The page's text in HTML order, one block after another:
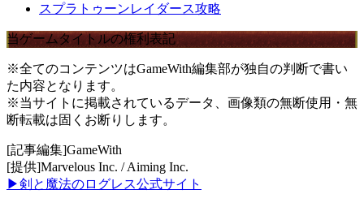
スプラトゥーンレイダース攻略
当ゲームタイトルの権利表記
※全てのコンテンツはGameWith編集部が独自の判断で書い
た内容となります。
※当サイトに掲載されているデータ、画像類の無断使用・無
断転載は固くお断りします。
[記事編集]GameWith
[提供]Marvelous Inc. / Aiming Inc.
▶剣と魔法のログレス公式サイト